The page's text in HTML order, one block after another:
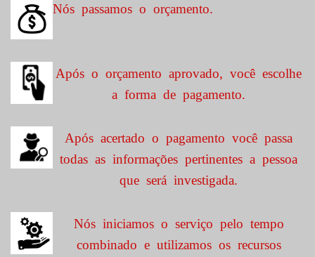
Nós passamos o orçamento.
Após o orçamento aprovado, você escolhe
a forma de pagamento.
Após acertado o pagamento você passa
todas as informações pertinentes a pessoa
que será investigada.
Nós iniciamos o serviço pelo tempo
combinado e utilizamos os recursos